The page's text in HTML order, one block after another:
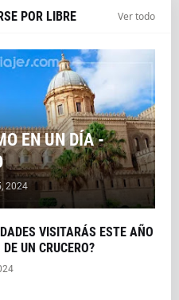
POR LIBRE Ver todo
EN UN DÍA -
2024
VISITARÁS ESTE AÑO
UN CRUCERO?